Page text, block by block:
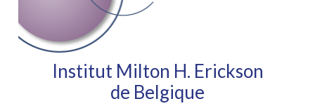
Institut Milton H. Erickson
de Belgique